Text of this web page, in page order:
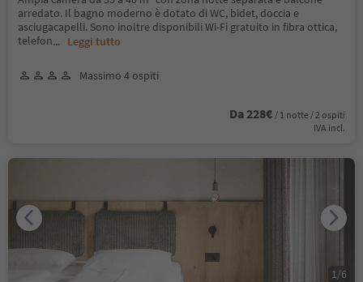
arredato. Il bagno moderno è dotato di WC, bidet, doccia e
asciugacapelli. Sono inoltre disponibili Wi-Fi gratuito in fibra ottica,
telefon... Leggi tutto
Massimo 4 ospiti
Da 228€ / 1 notte / 2 ospiti
IVA incl.
1 /6